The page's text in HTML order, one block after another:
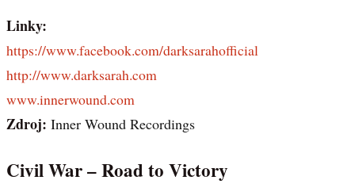
Linky:
https://www.facebook.com/darksarahofficial
http://www.darksarah.com
www.innerwound.com
Zdroj: Inner Wound Recordings
Civil War – Road to Victory